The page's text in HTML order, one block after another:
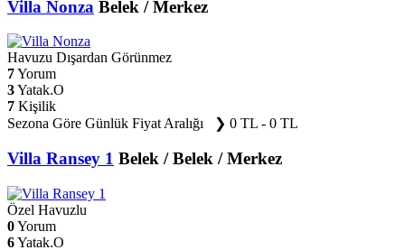
Villa Nonza Belek / Merkez
Havuzu Dışardan Görünmez
7Yorum
3Yatak.O
7 Kişilik
Sezona Göre Günlük Fiyat Aralığı ❯ 0 TL - 0 TL
Villa Ransey 1 Belek / Belek / Merkez
Özel Havuzlu
0Yorum
6Yatak.O